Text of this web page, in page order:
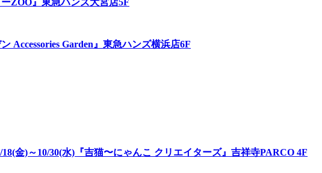
ZOO』東急ハンズ大宮店5F
Accessories Garden』東急ハンズ横浜店6F
18(金)～10/30(水)『吉猫〜にゃんこ クリエイターズ』吉祥寺PARCO 4F